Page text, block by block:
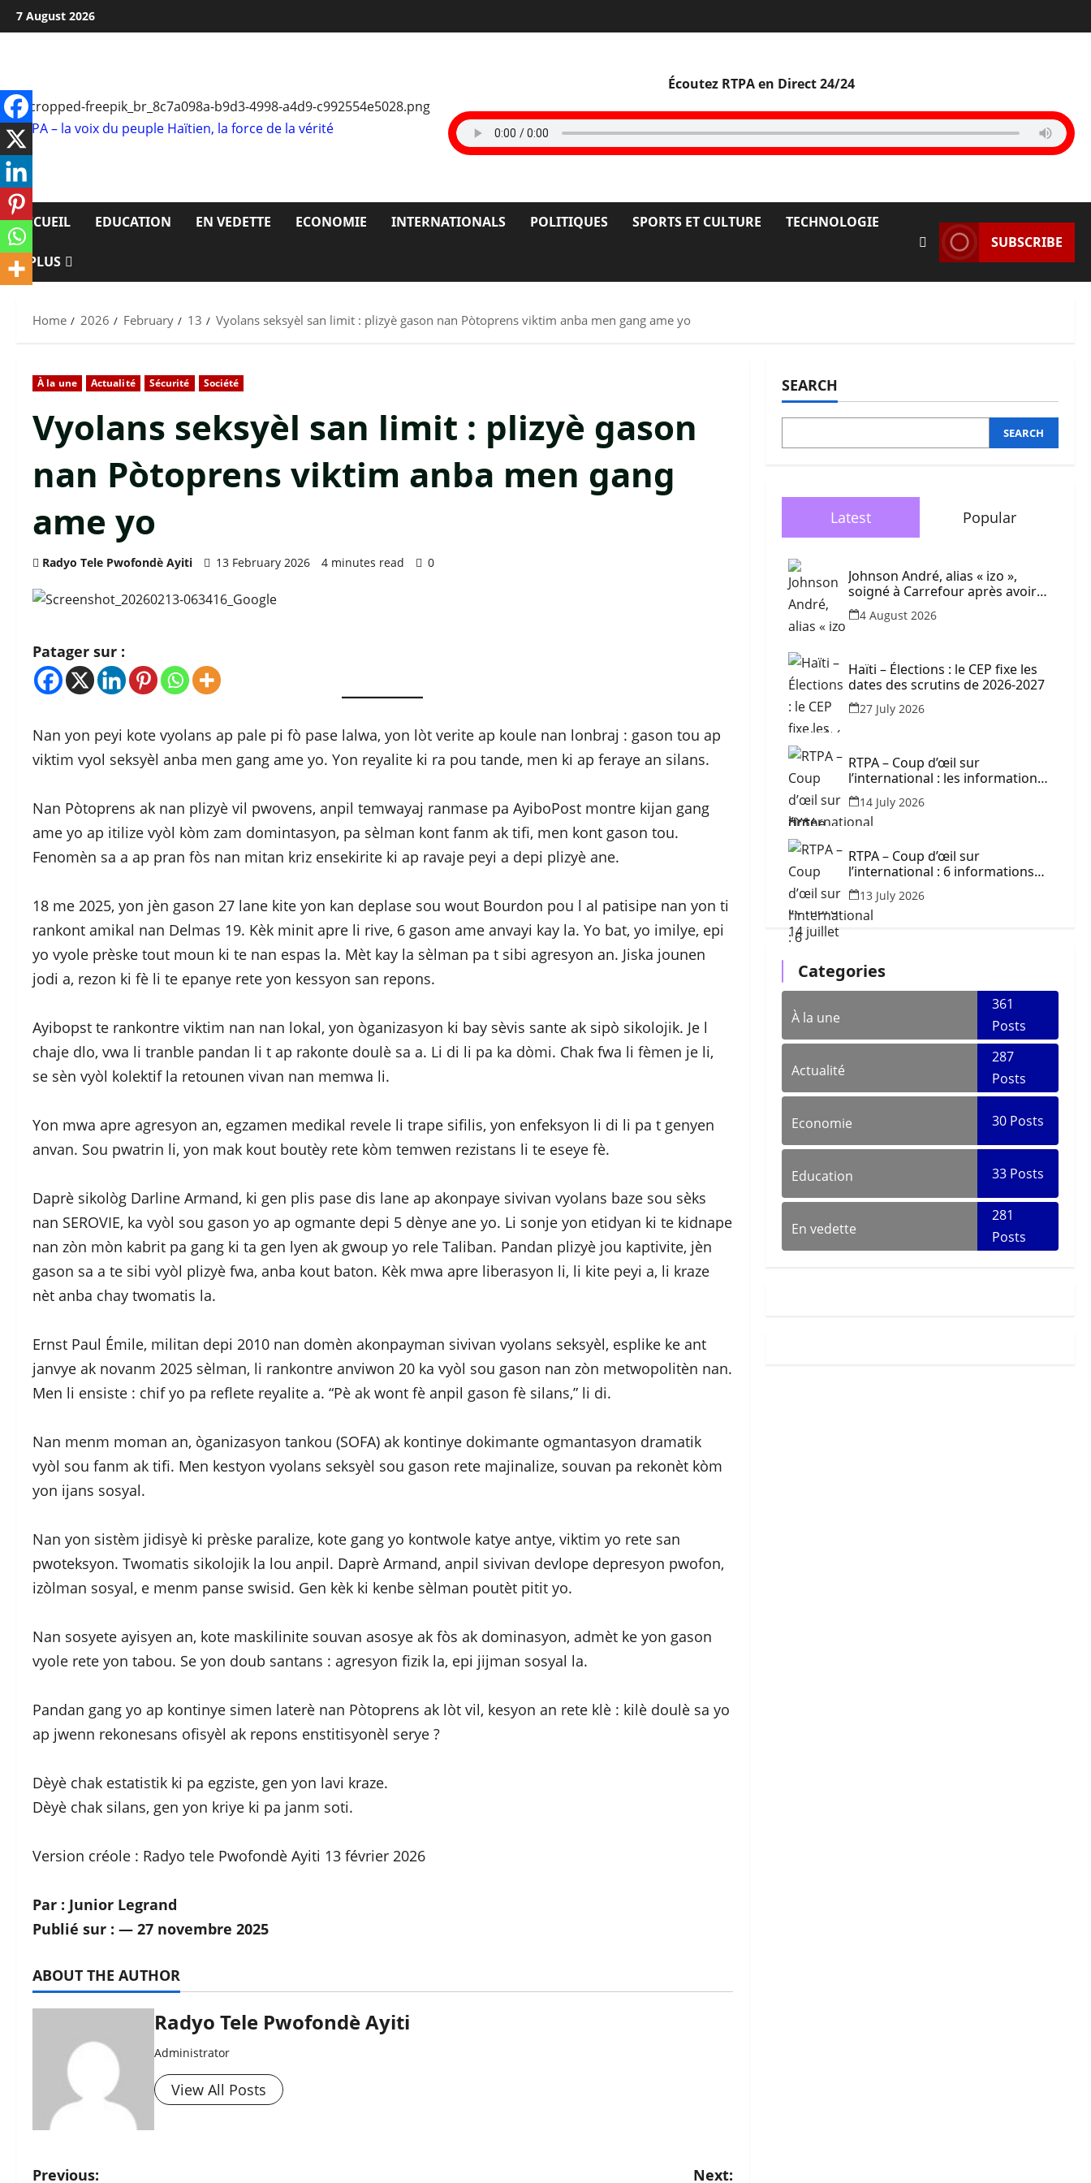
Skip
to
7 August 2026
RTPA – la voix du peuple Haïtien, la force de la vérité
Écoutez RTPA en Direct 24/24
ACCUEIL EDUCATION EN VEDETTE ECONOMIE INTERNATIONALS POLITIQUES SPORTS ET CULTURE TECHNOLOGIE
PLUS
SUBSCRIBE
Home 2026 February 13 Vyolans seksyèl san limit : plizyè gason nan Pòtoprens viktim anba men gang ame yo
À la une Actualité Sécurité Société
Vyolans seksyèl san limit : plizyè gason
nan Pòtoprens viktim anba men gang
ame yo
Radyo Tele Pwofondè Ayiti 13 February 2026 4 minutes read 0
Patager sur :
Nan yon peyi kote vyolans ap pale pi fò pase lalwa, yon lòt verite ap koule nan lonbraj : gason tou ap
viktim vyol seksyèl anba men gang ame yo. Yon reyalite ki ra pou tande, men ki ap feraye an silans.
Nan Pòtoprens ak nan plizyè vil pwovens, anpil temwayaj ranmase pa AyiboPost montre kijan gang
ame yo ap itilize vyòl kòm zam domintasyon, pa sèlman kont fanm ak tifi, men kont gason tou.
Fenomèn sa a ap pran fòs nan mitan kriz ensekirite ki ap ravaje peyi a depi plizyè ane.
18 me 2025, yon jèn gason 27 lane kite yon kan deplase sou wout Bourdon pou l al patisipe nan yon ti
rankont amikal nan Delmas 19. Kèk minit apre li rive, 6 gason ame anvayi kay la. Yo bat, yo imilye, epi
yo vyole prèske tout moun ki te nan espas la. Mèt kay la sèlman pa t sibi agresyon an. Jiska jounen
jodi a, rezon ki fè li te epanye rete yon kessyon san repons.
Ayibopst te rankontre viktim nan nan lokal, yon òganizasyon ki bay sèvis sante ak sipò sikolojik. Je l
chaje dlo, vwa li tranble pandan li t ap rakonte doulè sa a. Li di li pa ka dòmi. Chak fwa li fèmen je li,
se sèn vyòl kolektif la retounen vivan nan memwa li.
Yon mwa apre agresyon an, egzamen medikal revele li trape sifilis, yon enfeksyon li di li pa t genyen
anvan. Sou pwatrin li, yon mak kout boutèy rete kòm temwen rezistans li te eseye fè.
Daprè sikològ Darline Armand, ki gen plis pase dis lane ap akonpaye sivivan vyolans baze sou sèks
nan SEROVIE, ka vyòl sou gason yo ap ogmante depi 5 dènye ane yo. Li sonje yon etidyan ki te kidnape
nan zòn mòn kabrit pa gang ki ta gen lyen ak gwoup yo rele Taliban. Pandan plizyè jou kaptivite, jèn
gason sa a te sibi vyòl plizyè fwa, anba kout baton. Kèk mwa apre liberasyon li, li kite peyi a, li kraze
nèt anba chay twomatis la.
Ernst Paul Émile, militan depi 2010 nan domèn akonpayman sivivan vyolans seksyèl, esplike ke ant
janvye ak novanm 2025 sèlman, li rankontre anviwon 20 ka vyòl sou gason nan zòn metwopolitèn nan.
Men li ensiste : chif yo pa reflete reyalite a. “Pè ak wont fè anpil gason fè silans,” li di.
Nan menm moman an, òganizasyon tankou (SOFA) ak kontinye dokimante ogmantasyon dramatik
vyòl sou fanm ak tifi. Men kestyon vyolans seksyèl sou gason rete majinalize, souvan pa rekonèt kòm
yon ijans sosyal.
Nan yon sistèm jidisyè ki prèske paralize, kote gang yo kontwole katye antye, viktim yo rete san
pwoteksyon. Twomatis sikolojik la lou anpil. Daprè Armand, anpil sivivan devlope depresyon pwofon,
izòlman sosyal, e menm panse swisid. Gen kèk ki kenbe sèlman poutèt pitit yo.
Nan sosyete ayisyen an, kote maskilinite souvan asosye ak fòs ak dominasyon, admèt ke yon gason
vyole rete yon tabou. Se yon doub santans : agresyon fizik la, epi jijman sosyal la.
Pandan gang yo ap kontinye simen laterè nan Pòtoprens ak lòt vil, kesyon an rete klè : kilè doulè sa yo
ap jwenn rekonesans ofisyèl ak repons enstitisyonèl serye ?
Dèyè chak estatistik ki pa egziste, gen yon lavi kraze.
Dèyè chak silans, gen yon kriye ki pa janm soti.
Version créole : Radyo tele Pwofondè Ayiti 13 février 2026
Par : Junior Legrand
Publié sur : — 27 novembre 2025
ABOUT THE AUTHOR
Radyo Tele Pwofondè Ayiti
Administrator
View All Posts
Previous:
Next:
SEARCH
SEARCH
Latest Popular
Johnson André, alias « izo »,
soigné à Carrefour après avoir
été blessé dans une frappe de
drone
4 August 2026
Haïti – Élections : le CEP fixe les
dates des scrutins de 2026-2027
27 July 2026
RTPA – Coup d’œil sur
l’international : les informations
à retenir ce mardi 14 juillet 2026
14 July 2026
RTPA – Coup d’œil sur
l’international : 6 informations
majeures à retenir ce lundi 13
juillet 2026
13 July 2026
Categories
À la une
361
Posts
Actualité
287
Posts
Economie 30 Posts
Education 33 Posts
En vedette
281
Posts